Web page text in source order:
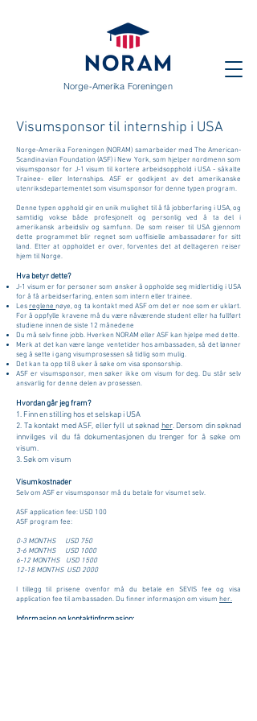
Norge-Amerika Foreningen
Visumsponsor til internship i USA
Norge-Amerika Foreningen (NORAM) samarbeider med The American-
Scandinavian Foundation (ASF) i New York, som hjelper nordmenn som
visumsponsor for J-1 visum til kortere arbeidsopphold i USA - såkalte
Trainee- eller Internships. ASF er godkjent av det amerikanske
utenriksdepartementet som visumsponsor for denne typen program.
Denne typen opphold gir en unik mulighet til å få jobberfaring i USA, og
samtidig vokse både profesjonelt og personlig ved å ta del i
amerikansk arbeidsliv og samfunn.De som reiser til USA gjennom
dette programmet blir regnet som uoffisielle ambassadører for sitt
land. Etter at oppholdet er over, forventes det at deltageren reiser
hjem til Norge.
Hva betyr dette?
J-1 visum er for personer som ønsker å oppholde seg midlertidig i USA
for å få arbeidserfaring, enten som intern eller trainee.
Lesreglenenøye, og ta kontakt med ASF om det er noe som er uklart.
For å oppfylle kravene må du være nåværende student eller ha fullført
studiene innen de siste 12 månedene
Du må selv finne jobb. Hverken NORAM eller ASF kan hjelpe med dette.
Merk at det kan være lange ventetider hos ambassaden, så det lønner
seg å sette i gang visumprosessen så tidlig som mulig.
Det kan ta opp til 8 uker å søke om visa sponsorship.
ASF er visumsponsor, men søker ikke om visum for deg. Du står selv
ansvarlig for denne delen av prosessen.
Hvordan går jeg fram?
1. Finn en stilling hos et selskap i USA
2. Ta kontakt med ASF, eller fyll ut søknad her. Dersom din søknad
innvilges vil du få dokumentasjonen du trenger for å søke om
visum.
3. Søk om visum
Visumkostnader
Selv om ASF er visumsponsor må du betale for visumet selv.
ASF application fee: USD 100
ASF program fee:
0-3 MONTHS USD 750
3-6 MONTHS USD 1000
6-12 MONTHS USD 1500
12-18 MONTHS USD 2000
I tillegg til prisene ovenfor må du betale en SEVIS fee og visa
application fee til ambassaden. Du finner informasjon om visum her.
Informasjon og kontaktinformasjon: